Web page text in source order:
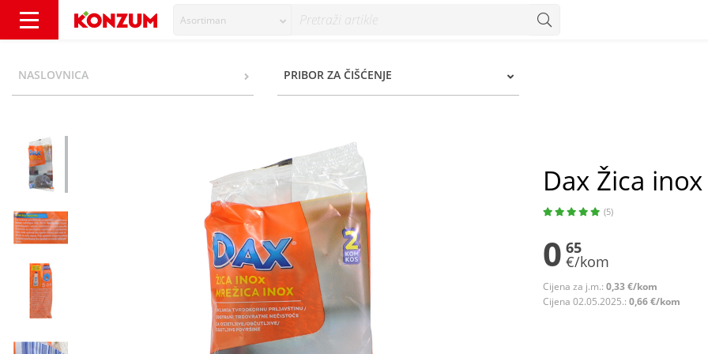
Asortiman
NASLOVNICA PRIBOR ZA ČIŠĆENJE
Dax Žica
(5)
0 65
€/kom
Cijena za j.m.: 0,33 €/kom
Cijena 02.05.2025.: 0,66 €/kom